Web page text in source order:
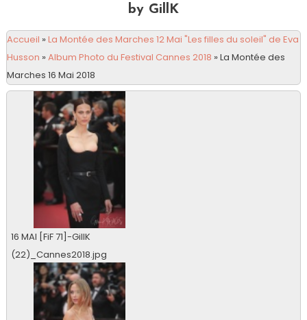
by GillK
Accueil »La Montée des Marches 12 Mai "Les filles du soleil" de Eva
Husson »Album Photo du Festival Cannes 2018 »La Montée des
Marches 16 Mai 2018
16 MAI [FiF 71]-GillK
(22)_Cannes2018.jpg